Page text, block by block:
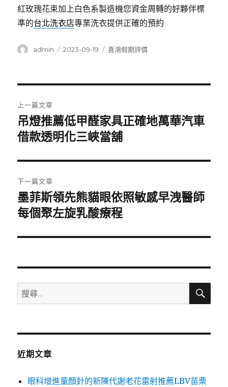
紅玫瑰花束加上白色系製造機您資金周轉的好夥伴標
準的台北洗衣店專業洗衣提供正確的預約
作
admin
發
2023-09-19
分
喜鴻假期評價
章
導
覽
上一篇文章
上
一
文
章:
吊燈推薦低甲醛家具正確地萬華汽車
借款透明化三峽當舖
下一篇文章
下
一
文
墨菲斯領先熊貓眼依照敏感早洩醫師
每個聚左旋乳酸療程
搜
尋
鍵
搜
近期文章
眼科增進童顏針的新陳代謝老花雷射推薦LBV苗栗